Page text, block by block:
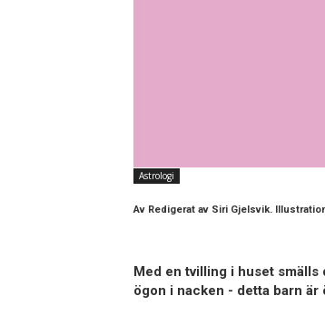
Astrologi
Av Redigerat av Siri Gjelsvik.
Med en tvilling i huset
ögon i nacken - detta barn är